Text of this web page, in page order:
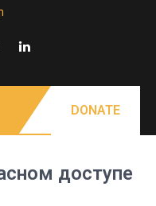
DONATE
доступе